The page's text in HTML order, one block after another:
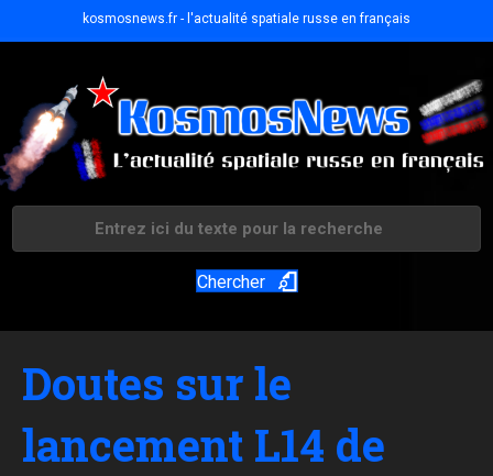
kosmosnews.fr - l'actualité spatiale russe en français
Chercher
Doutes sur le
lancement L14 de